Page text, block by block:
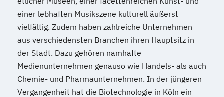
einer lebhaften Musikszene kulturell äußerst
vielfältig. Zudem haben zahlreiche Unternehmen
aus verschiedensten Branchen ihren Hauptsitz in
der Stadt. Dazu gehören namhafte
Medienunternehmen genauso wie Handels- als auch
Chemie- und Pharmaunternehmen. In der jüngeren
Vergangenheit hat die Biotechnologie in Köln ein